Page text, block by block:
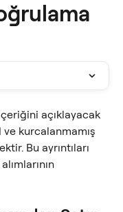
açıklayacak
ve kurcalanmamış
Bu ayrıntıları